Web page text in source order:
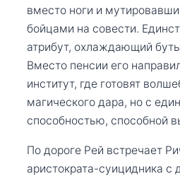
вместо ноги и
бойцами на совести.
атрибут, охлаждающий
Вместо пенсии его
институт, где готовят
магического дара, но с
способностью, способной
По дороге Рей встречает
аристократа-суицидника с